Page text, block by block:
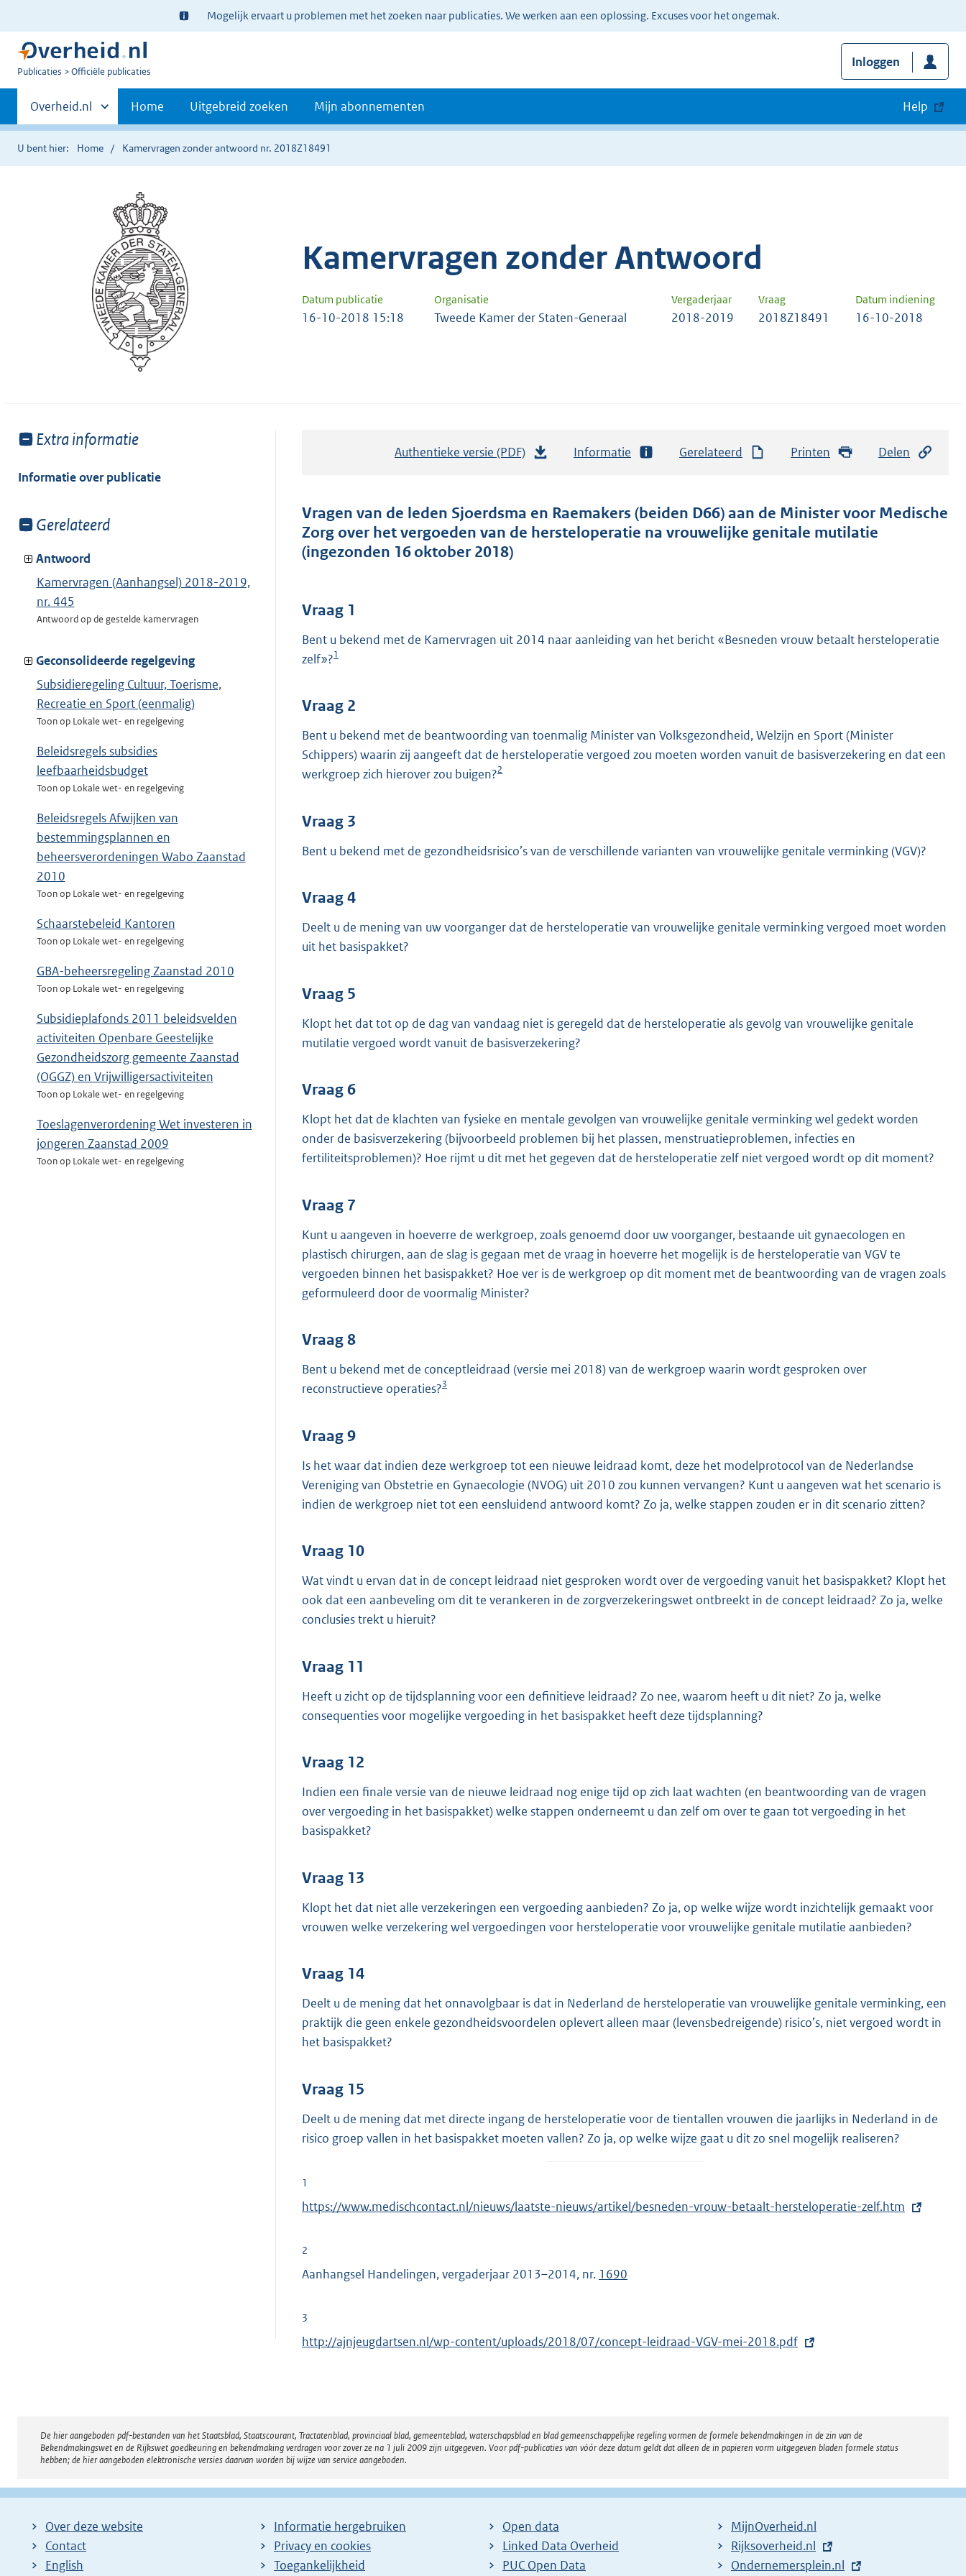
Ter
informatie:
Mogelijk ervaart u problemen met het zoeken naar publicaties. We werken aan een oplossing. Excuses voor het ongemak.
U
Publicaties Officiële publicaties
Inloggen
Primaire
navigatie
Andere
sites
binnen
Overheid.nl Home Uitgebreid zoeken Mijn abonnementen Help
U bent hier: Home Kamervragen zonder antwoord nr. 2018Z18491
Kamervragen zonder Antwoord
Datum publicatie Organisatie Vergaderjaar Vraag Datum indiening
16-10-2018 15:18 Tweede Kamer der Staten-Generaal 2018-2019 2018Z18491 16-10-2018
Toon
van:
Extra informatie
Informatie over publicatie
Toon
van:
Gerelateerd
Antwoord
Kamervragen (Aanhangsel) 2018-2019,
nr. 445
Antwoord op de gestelde kamervragen
Geconsolideerde regelgeving
Subsidieregeling Cultuur, Toerisme,
Recreatie en Sport (eenmalig)
Toon op Lokale wet- en regelgeving
Beleidsregels subsidies
leefbaarheidsbudget
Toon op Lokale wet- en regelgeving
Beleidsregels Afwijken van
bestemmingsplannen en
beheersverordeningen Wabo Zaanstad
2010
Toon op Lokale wet- en regelgeving
Schaarstebeleid Kantoren
Toon op Lokale wet- en regelgeving
GBA-beheersregeling Zaanstad 2010
Toon op Lokale wet- en regelgeving
Subsidieplafonds 2011 beleidsvelden
activiteiten Openbare Geestelijke
Gezondheidszorg gemeente Zaanstad
(OGGZ) en Vrijwilligersactiviteiten
Toon op Lokale wet- en regelgeving
Toeslagenverordening Wet investeren in
jongeren Zaanstad 2009
Toon op Lokale wet- en regelgeving
Authentieke versie (PDF)
t
a
o
:
4
Informatie Gerelateerd Printen Delen
Vragen van de leden Sjoerdsma en Raemakers (beiden D66) aan de Minister voor Medische
Zorg over het vergoeden van de hersteloperatie na vrouwelijke genitale mutilatie
(ingezonden 16 oktober 2018)
Vraag 1
Bent u bekend met de Kamervragen uit 2014 naar aanleiding van het bericht «Besneden vrouw betaalt hersteloperatie
zelf»?1
Vraag 2
Bent u bekend met de beantwoording van toenmalig Minister van Volksgezondheid, Welzijn en Sport (Minister
Schippers) waarin zij aangeeft dat de hersteloperatie vergoed zou moeten worden vanuit de basisverzekering en dat een
werkgroep zich hierover zou buigen?2
Vraag 3
Bent u bekend met de gezondheidsrisico’s van de verschillende varianten van vrouwelijke genitale verminking (VGV)?
Vraag 4
Deelt u de mening van uw voorganger dat de hersteloperatie van vrouwelijke genitale verminking vergoed moet worden
uit het basispakket?
Vraag 5
Klopt het dat tot op de dag van vandaag niet is geregeld dat de hersteloperatie als gevolg van vrouwelijke genitale
mutilatie vergoed wordt vanuit de basisverzekering?
Vraag 6
Klopt het dat de klachten van fysieke en mentale gevolgen van vrouwelijke genitale verminking wel gedekt worden
onder de basisverzekering (bijvoorbeeld problemen bij het plassen, menstruatieproblemen, infecties en
fertiliteitsproblemen)? Hoe rijmt u dit met het gegeven dat de hersteloperatie zelf niet vergoed wordt op dit moment?
Vraag 7
Kunt u aangeven in hoeverre de werkgroep, zoals genoemd door uw voorganger, bestaande uit gynaecologen en
plastisch chirurgen, aan de slag is gegaan met de vraag in hoeverre het mogelijk is de hersteloperatie van VGV te
vergoeden binnen het basispakket? Hoe ver is de werkgroep op dit moment met de beantwoording van de vragen zoals
geformuleerd door de voormalig Minister?
Vraag 8
Bent u bekend met de conceptleidraad (versie mei 2018) van de werkgroep waarin wordt gesproken over
reconstructieve operaties?3
Vraag 9
Is het waar dat indien deze werkgroep tot een nieuwe leidraad komt, deze het modelprotocol van de Nederlandse
Vereniging van Obstetrie en Gynaecologie (NVOG) uit 2010 zou kunnen vervangen? Kunt u aangeven wat het scenario is
indien de werkgroep niet tot een eensluidend antwoord komt? Zo ja, welke stappen zouden er in dit scenario zitten?
Vraag 10
Wat vindt u ervan dat in de concept leidraad niet gesproken wordt over de vergoeding vanuit het basispakket? Klopt het
ook dat een aanbeveling om dit te verankeren in de zorgverzekeringswet ontbreekt in de concept leidraad? Zo ja, welke
conclusies trekt u hieruit?
Vraag 11
Heeft u zicht op de tijdsplanning voor een definitieve leidraad? Zo nee, waarom heeft u dit niet? Zo ja, welke
consequenties voor mogelijke vergoeding in het basispakket heeft deze tijdsplanning?
Vraag 12
Indien een finale versie van de nieuwe leidraad nog enige tijd op zich laat wachten (en beantwoording van de vragen
over vergoeding in het basispakket) welke stappen onderneemt u dan zelf om over te gaan tot vergoeding in het
basispakket?
Vraag 13
Klopt het dat niet alle verzekeringen een vergoeding aanbieden? Zo ja, op welke wijze wordt inzichtelijk gemaakt voor
vrouwen welke verzekering wel vergoedingen voor hersteloperatie voor vrouwelijke genitale mutilatie aanbieden?
Vraag 14
Deelt u de mening dat het onnavolgbaar is dat in Nederland de hersteloperatie van vrouwelijke genitale verminking, een
praktijk die geen enkele gezondheidsvoordelen oplevert alleen maar (levensbedreigende) risico’s, niet vergoed wordt in
het basispakket?
Vraag 15
Deelt u de mening dat met directe ingang de hersteloperatie voor de tientallen vrouwen die jaarlijks in Nederland in de
risico groep vallen in het basispakket moeten vallen? Zo ja, op welke wijze gaat u dit zo snel mogelijk realiseren?
1
E
t
r
e
l
https://www.medischcontact.nl/nieuws/laatste-nieuws/artikel/besneden-vrouw-betaalt-hersteloperatie-zelf.htm
2
Aanhangsel Handelingen, vergaderjaar 2013–2014, nr. 1690
3
E
n
e
i
k
:
http://ajnjeugdartsen.nl/wp-content/uploads/2018/07/concept-leidraad-VGV-mei-2018.pdf
Disclaimer
De hier aangeboden pdf-bestanden van het Staatsblad, Staatscourant, Tractatenblad, provinciaal blad, gemeenteblad, waterschapsblad en blad gemeenschappelijke regeling vormen de formele bekendmakingen in de zin van de
Bekendmakingswet en de Rijkswet goedkeuring en bekendmaking verdragen voor zover ze na 1 juli 2009 zijn uitgegeven. Voor pdf-publicaties van vóór deze datum geldt dat alleen de in papieren vorm uitgegeven bladen formele status
hebben; de hier aangeboden elektronische versies daarvan worden bij wijze van service aangeboden.
Over deze website
Contact
English
Informatie hergebruiken
Privacy en cookies
Toegankelijkheid
Open data
Linked Data Overheid
PUC Open Data
MijnOverheid.nl
E
x
Rijksoverheid.nl
E
Ondernemersplein.nl